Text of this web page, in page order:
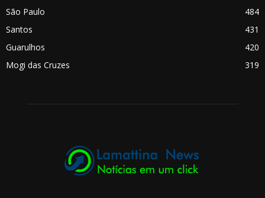
São Paulo
484
Santos
431
Guarulhos
420
Mogi das Cruzes
319